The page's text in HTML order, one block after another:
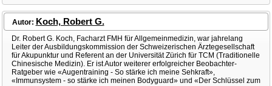
Autor: Koch, Robert G.
Dr. Robert G. Koch, Facharzt FMH für Allgemeinmedizin, war jahrelang
Leiter der Ausbildungskommission der Schweizerischen Ärztegesellschaft
für Akupunktur und Referent an der Universität Zürich für TCM (Traditionelle
Chinesische Medizin). Er ist Autor weiterer erfolgreicher Beobachter-
Ratgeber wie «Augentraining - So stärke ich meine Sehkraft»,
«Immunsystem - so stärke ich meinen Bodyguard» und «Der Schlüssel zum